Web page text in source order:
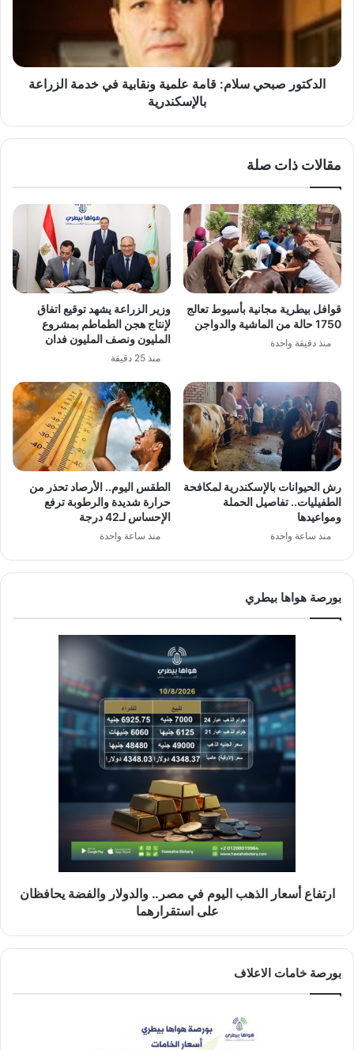
ونقابية
في
الزراعة
بالإسكندرية
الدكتور صبحي سلام: قامة علمية ونقابية في خدمة الزراعة
بالإسكندرية
مقالات ذات صلة
قوافل بيطرية مجانية بأسيوط تعالج
1750 حالة من الماشية والدواجن
منذ دقيقة واحدة
وزير الزراعة يشهد توقيع اتفاق
لإنتاج هجن الطماطم بمشروع
المليون ونصف المليون فدان
منذ 25 دقيقة
رش الحيوانات بالإسكندرية لمكافحة
الطفيليات.. تفاصيل الحملة
ومواعيدها
منذ ساعة واحدة
الطقس اليوم.. الأرصاد تحذر من
حرارة شديدة والرطوبة ترفع
الإحساس لـ42 درجة
منذ ساعة واحدة
بورصة هواها بيطري
ارتفاع أسعار الذهب اليوم في مصر.. والدولار والفضة يحافظان
على استقرارهما
بورصة خامات الاعلاف